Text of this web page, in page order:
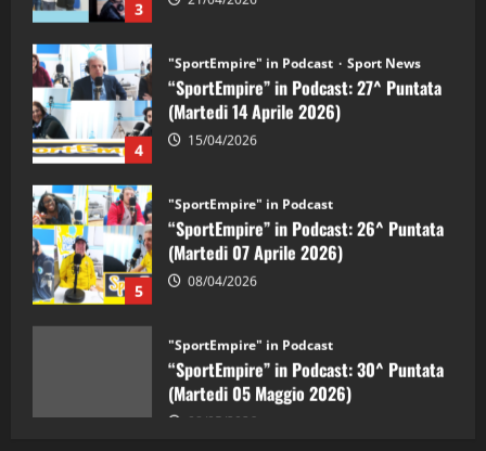
4
“SportEmpire” in Podcast: 27^ Puntata
(Martedi 14 Aprile 2026)
15/04/2026
5
“SportEmpire” in Podcast: 26^ Puntata
(Martedi 07 Aprile 2026)
08/04/2026
“SportEmpire” in Podcast: 30^ Puntata
(Martedi 05 Maggio 2026)
08/05/2026